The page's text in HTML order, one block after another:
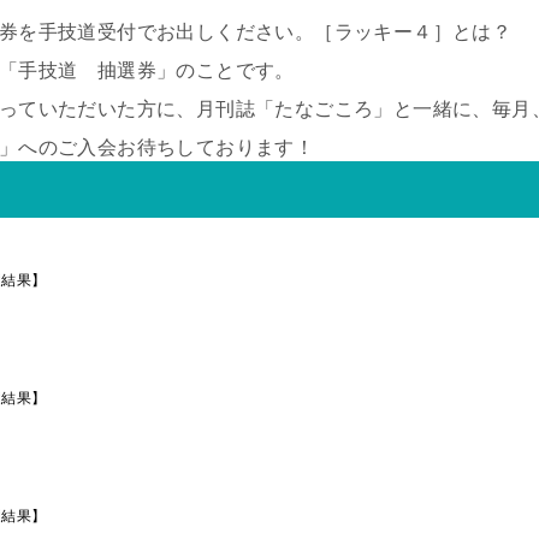
を手技道受付でお出しください。［ラッキー４］とは？
手技道 抽選券」のことです。
ていただいた方に、月刊誌「たなごころ」と一緒に、毎月
のご入会お待ちしております！
果】
果】
果】